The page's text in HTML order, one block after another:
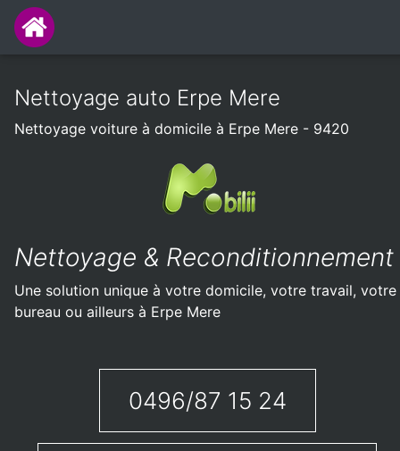
Nettoyage auto Erpe Mere
Nettoyage voiture à domicile à Erpe Mere - 9420
Nettoyage & Reconditionnement
Une solution unique à votre domicile, votre travail, votre
bureau ou ailleurs à Erpe Mere
0496/87 15 24